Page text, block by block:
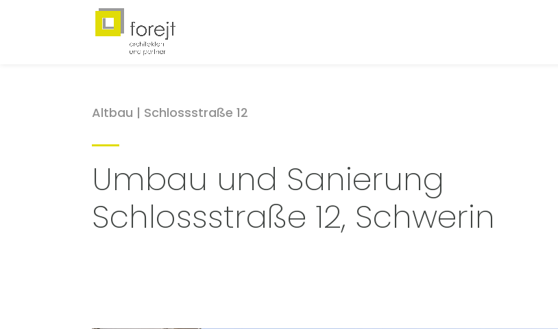
Altbau | Schlossstraße 12
Umbau und Sanierung
Schlossstraße 12, Schwerin